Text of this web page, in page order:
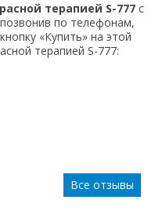
терапией S-777 с
по телефонам,
«Купить» на этой
терапией S-777:
Все отзывы